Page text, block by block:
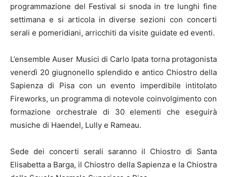
programmazione del Festival si snoda in tre lunghi fine
settimana e si articola in diverse sezioni con concerti
serali e pomeridiani, arricchiti da visite guidate ed eventi.
L’ensemble Auser Musici di Carlo Ipata torna protagonista
venerdì 20 giugnonello splendido e antico Chiostro della
Sapienza di Pisa con un evento imperdibile intitolato
Fireworks, un programma di notevole coinvolgimento con
formazione orchestrale di 30 elementi che eseguirà
musiche di Haendel, Lully e Rameau.
Sede dei concerti serali saranno il Chiostro di Santa
Elisabetta a Barga, il Chiostro della Sapienza e la Chiostra